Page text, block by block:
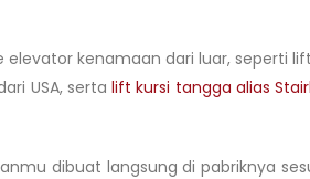
kenamaan dari luar, seperti
USA, sertalift kursi tangga alias
dibuat langsung di pabriknya